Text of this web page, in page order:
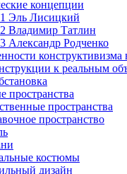
концепции
Эль Лисицкий
Владимир Татлин
Александр Родченко
конструктивизма
к реальным
пространства
пространства
пространство
костюмы
дизайн